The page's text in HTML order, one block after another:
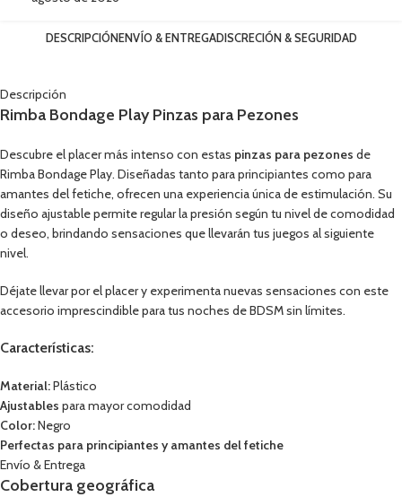
DESCRIPCIÓNENVÍO & ENTREGADISCRECIÓN & SEGURIDAD
Descripción
Rimba Bondage Play Pinzas para Pezones
Descubre el placer más intenso con estas pinzas para pezones de
Rimba Bondage Play. Diseñadas tanto para principiantes como para
amantes del fetiche, ofrecen una experiencia única de estimulación. Su
diseño ajustable permite regular la presión según tu nivel de comodidad
o deseo, brindando sensaciones que llevarán tus juegos al siguiente
nivel.
Déjate llevar por el placer y experimenta nuevas sensaciones con este
accesorio imprescindible para tus noches de BDSM sin límites.
Características:
Material:Plástico
Ajustables para mayor comodidad
Color:Negro
Perfectas para principiantes y amantes del fetiche
Envío & Entrega
Cobertura geográfica